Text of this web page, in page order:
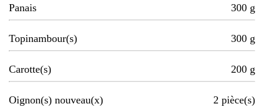
Panais
300 g
Topinambour(s) 300 g
Carotte(s) 200 g
Oignon(s) nouveau(x) 2 pièce(s)